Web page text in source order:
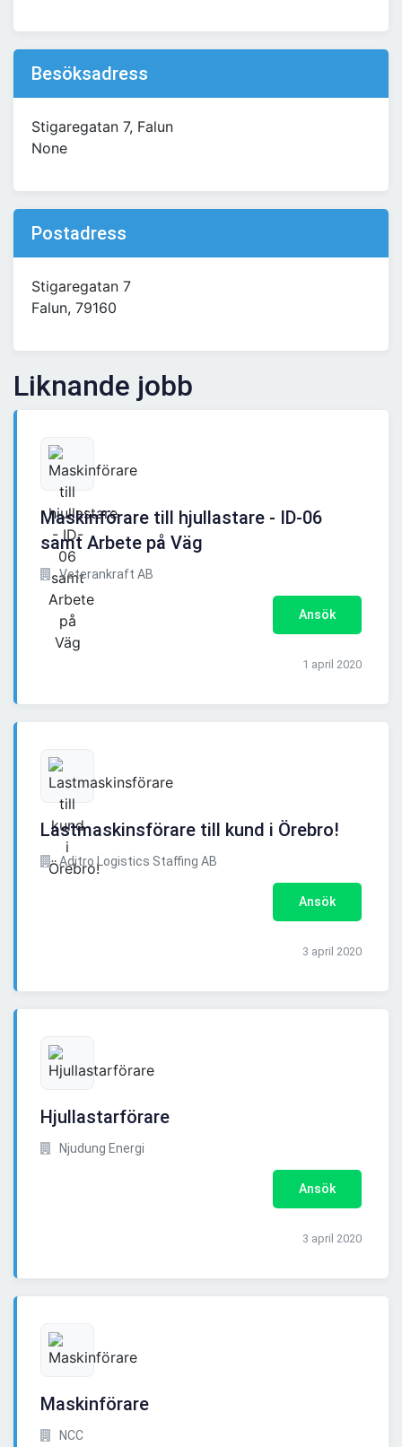
Besöksadress
Stigaregatan 7, Falun
None
Postadress
Stigaregatan 7
Falun, 79160
Liknande jobb
Maskinförare till hjullastare - ID-06
samt Arbete på Väg
Veterankraft AB
Ansök
1 april 2020
Lastmaskinsförare till kund i Örebro!
Aditro Logistics Staffing AB
Ansök
3 april 2020
Hjullastarförare
Njudung Energi
Ansök
3 april 2020
Maskinförare
NCC